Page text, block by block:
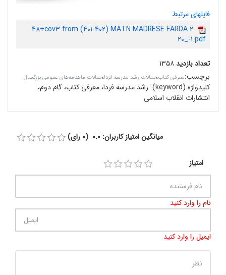
فایلهای مرتبط
48+cov3 from (401-402) MATN MADRESE FARDA 2-
20_-1.pdf
تعداد بازدید۱۳۵۸
برچسب:معرفی کتاب،مقالات رشد مدرسه فردا،مقالات ماهنامه‌های عمومی بزرگسال
کلیدواژه (keyword):
رشد مدرسه فردا، معرفی کتاب، گام دوم،
انتشارات انقلاب اسلامی
میانگین امتیاز کاربران: 0.0 (0 رای)
امتیاز
نام را وارد کنید
ایمیل را وارد کنید